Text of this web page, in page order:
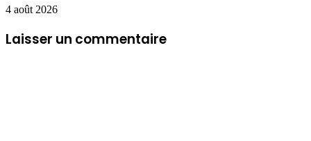
4 août 2026
Laisser un commentaire